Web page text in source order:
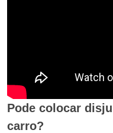
Pode colocar
carro?